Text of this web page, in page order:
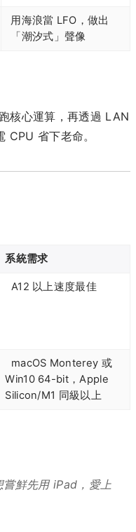
用海浪當 LFO，做出
「潮汐式」聲像
核心運算，再透過 LAN
CPU 省下老命。
系統需求
A12 以上速度最佳
macOS Monterey 或
Win10 64-bit，Apple
Silicon/M1 同級以上
鮮先用 iPad，愛上